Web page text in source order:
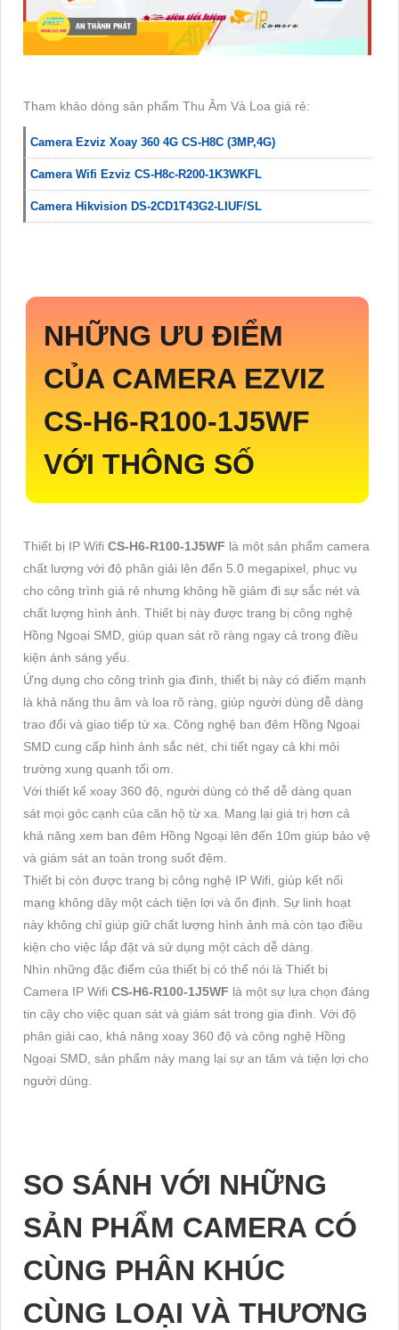
Tham khảo dòng sản phẩm Thu Âm Và Loa giá rẻ:
Camera Ezviz Xoay 360 4G CS-H8C (3MP,4G)
Camera Wifi Ezviz CS-H8c-R200-1K3WKFL
Camera Hikvision DS-2CD1T43G2-LIUF/SL
NHỮNG ƯU ĐIỂM
CỦA CAMERA EZVIZ
CS-H6-R100-1J5WF
VỚI THÔNG SỐ
Thiết bị IP Wifi CS-H6-R100-1J5WF là một sản phẩm camera
chất lượng với độ phân giải lên đến 5.0 megapixel, phục vụ
cho công trình giá rẻ nhưng không hề giảm đi sự sắc nét và
chất lượng hình ảnh. Thiết bị này được trang bị công nghệ
Hồng Ngoại SMD, giúp quan sát rõ ràng ngay cả trong điều
kiện ánh sáng yếu.
Ứng dụng cho công trình gia đình, thiết bị này có điểm mạnh
là khả năng thu âm và loa rõ ràng, giúp người dùng dễ dàng
trao đổi và giao tiếp từ xa. Công nghệ ban đêm Hồng Ngoại
SMD cung cấp hình ảnh sắc nét, chi tiết ngay cả khi môi
trường xung quanh tối om.
Với thiết kế xoay 360 độ, người dùng có thể dễ dàng quan
sát mọi góc cạnh của căn hộ từ xa. Mang lại giá trị hơn cả
khả năng xem ban đêm Hồng Ngoại lên đến 10m giúp bảo vệ
và giám sát an toàn trong suốt đêm.
Thiết bị còn được trang bị công nghệ IP Wifi, giúp kết nối
mạng không dây một cách tiện lợi và ổn định. Sự linh hoạt
này không chỉ giúp giữ chất lượng hình ảnh mà còn tạo điều
kiện cho việc lắp đặt và sử dụng một cách dễ dàng.
Nhìn những đặc điểm của thiết bị có thể nói là Thiết bị
Camera IP Wifi CS-H6-R100-1J5WF là một sự lựa chọn đáng
tin cậy cho việc quan sát và giám sát trong gia đình. Với độ
phân giải cao, khả năng xoay 360 độ và công nghệ Hồng
Ngoại SMD, sản phẩm này mang lại sự an tâm và tiện lợi cho
người dùng.
SO SÁNH VỚI NHỮNG
SẢN PHẨM CAMERA CÓ
CÙNG PHÂN KHÚC
CÙNG LOẠI VÀ THƯƠNG